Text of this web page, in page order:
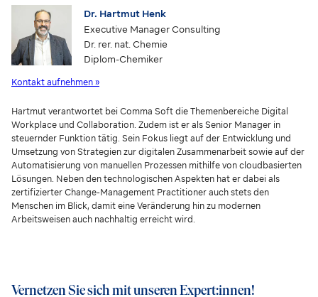
Dr. Hartmut Henk
Executive Manager Consulting
Dr. rer. nat. Chemie
Diplom-Chemiker
Kontakt aufnehmen »
Hartmut verantwortet bei Comma Soft die Themenbereiche Digital
Workplace und Collaboration. Zudem ist er als Senior Manager in
steuernder Funktion tätig. Sein Fokus liegt auf der Entwicklung und
Umsetzung von Strategien zur digitalen Zusammenarbeit sowie auf der
Automatisierung von manuellen Prozessen mithilfe von cloudbasierten
Lösungen. Neben den technologischen Aspekten hat er dabei als
zertifizierter Change-Management Practitioner auch stets den
Menschen im Blick, damit eine Veränderung hin zu modernen
Arbeitsweisen auch nachhaltig erreicht wird.
Vernetzen Sie sich mit unseren Expert:innen!